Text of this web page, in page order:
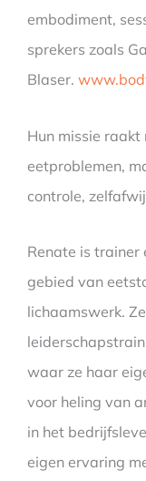
embodiment,
sprekers zoals
Blaser.
Hun missie raakt
eetproblemen,
controle,
Renate is trainer
gebied van
lichaamswerk.
waar ze haar
voor heling van
in het
eigen ervaring